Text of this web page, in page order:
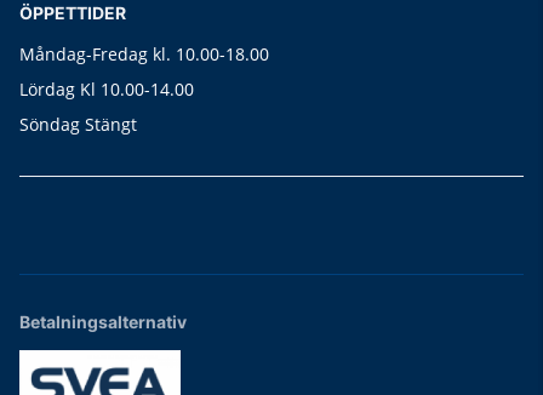
ÖPPETTIDER
Måndag-Fredag kl. 10.00-18.00
Lördag Kl 10.00-14.00
Söndag Stängt
Betalningsalternativ